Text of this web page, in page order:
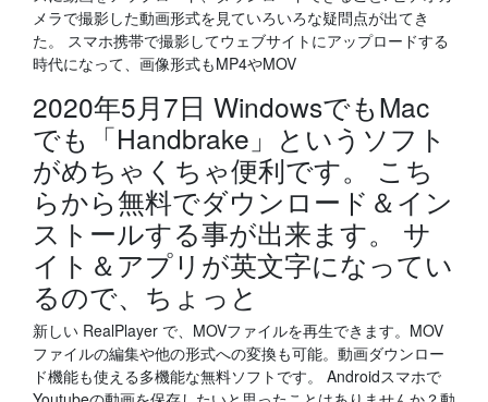
メラで撮影した動画形式を見ていろいろな疑問点が出てき
た。 スマホ携帯で撮影してウェブサイトにアップロードする
時代になって、画像形式もMP4やMOV
2020年5月7日 WindowsでもMac
でも「Handbrake」というソフト
がめちゃくちゃ便利です。 こち
らから無料でダウンロード＆イン
ストールする事が出来ます。 サ
イト＆アプリが英文字になってい
るので、ちょっと
新しい RealPlayer で、MOVファイルを再生できます。MOV
ファイルの編集や他の形式への変換も可能。動画ダウンロー
ド機能も使える多機能な無料ソフトです。 Androidスマホで